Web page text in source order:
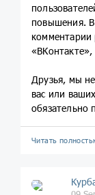
повышения. В
комментарии
Друзья, мы
вас или
обязательно
Читать